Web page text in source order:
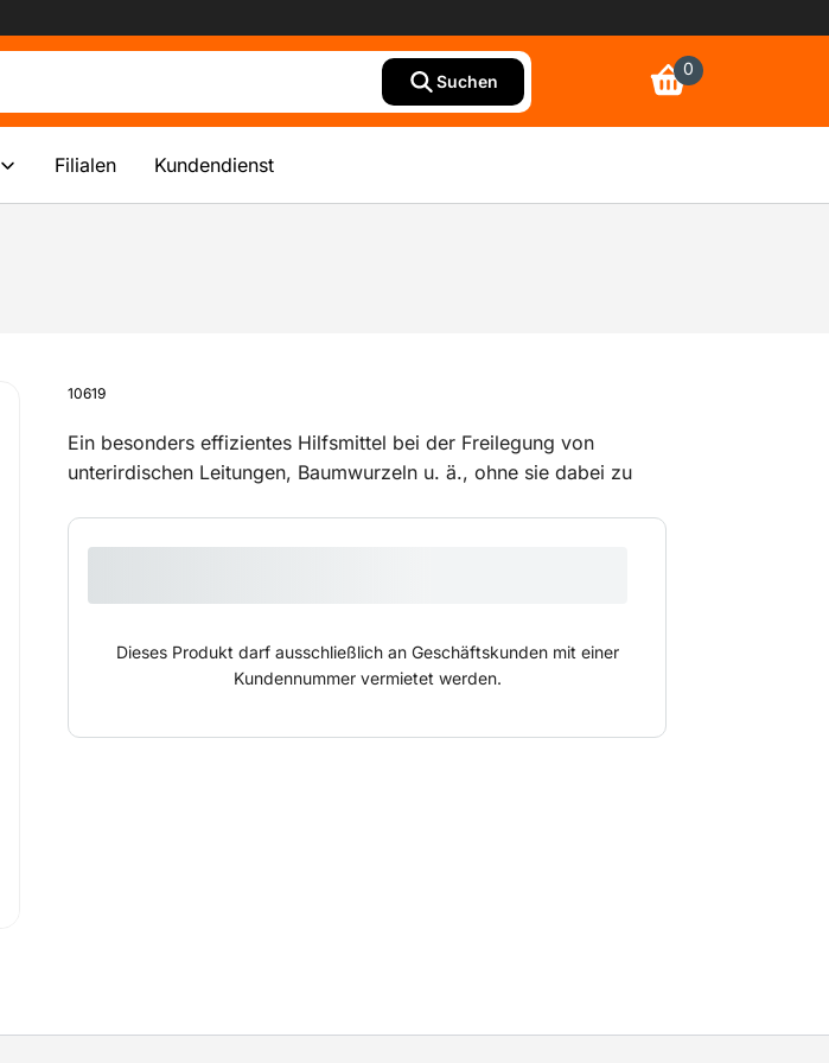
Suchen
0
Filialen Kundendienst
10619
Ein besonders effizientes Hilfsmittel bei der Freilegung von
unterirdischen Leitungen, Baumwurzeln u. ä., ohne sie dabei zu
und Wurzeln an schwer erreichbaren Stellen freigelegt werden, um
Dieses Produkt darf ausschließlich an Geschäftskunden mit einer
Kundennummer vermietet werden.